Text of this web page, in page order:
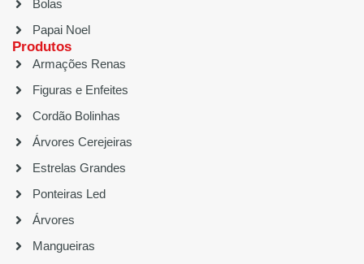
Bolas
Papai Noel
Produtos
Armações Renas
Figuras e Enfeites
Cordão Bolinhas
Árvores Cerejeiras
Estrelas Grandes
Ponteiras Led
Árvores
Mangueiras